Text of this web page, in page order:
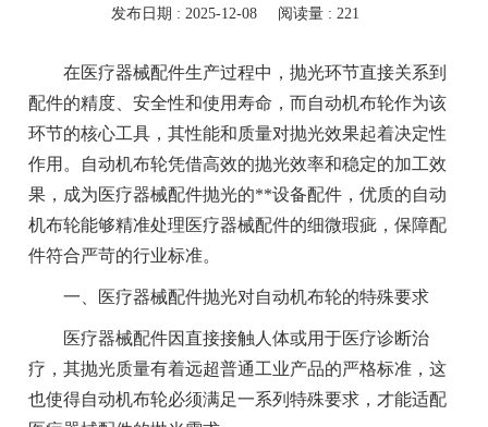
发布日期 : 2025-12-08 阅读量 : 221
在医疗器械配件生产过程中，抛光环节直接关系到
配件的精度、安全性和使用寿命，而自动机布轮作为该
环节的核心工具，其性能和质量对抛光效果起着决定性
作用。自动机布轮凭借高效的抛光效率和稳定的加工效
果，成为医疗器械配件抛光的**设备配件，优质的自动
机布轮能够精准处理医疗器械配件的细微瑕疵，保障配
件符合严苛的行业标准。
一、医疗器械配件抛光对自动机布轮的特殊要求
医疗器械配件因直接接触人体或用于医疗诊断治
疗，其抛光质量有着远超普通工业产品的严格标准，这
也使得自动机布轮必须满足一系列特殊要求，才能适配